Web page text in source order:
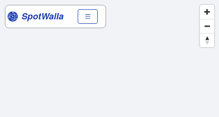
SpotWalla